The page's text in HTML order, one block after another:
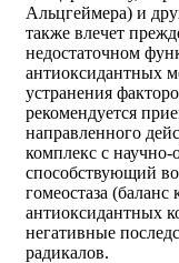
Альцгеймера) и
также влечет
недостаточном
антиоксидантных
устранения
рекомендуется
направленного
комплекс с
способствующий
гомеостаза
антиоксидантных
негативные
радикалов.